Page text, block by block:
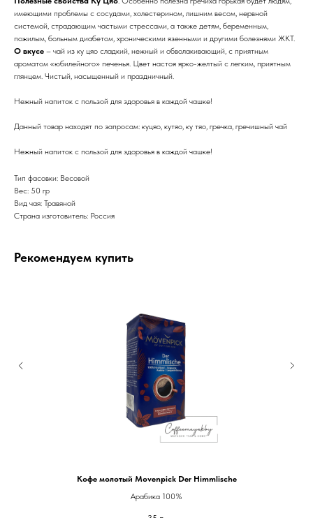
имеющими проблемы с сосудами, холестерином, лишним весом, нервной
системой, страдающим частыми стрессами, а также детям, беременным,
пожилым, больным диабетом, хроническими язенными и другими болезнями ЖКТ.
О вкусе – чай из ку цяо сладкий, нежный и обволакивающий, с приятным
ароматом «юбилейного» печенья. Цвет настоя ярко-желтый с легким, приятным
глянцем. Чистый, насыщенный и праздничный.
Нежный напиток с пользой для здоровья в каждой чашке!
Данный товар находят по запросам: куцяо, кутяо, ку тяо, гречка, гречишный чай
Нежный напиток с пользой для здоровья в каждой чашке!
Тип фасовки: Весовой
Вес: 50 гр
Вид чая: Травяной
Страна изготовитель: Россия
Рекомендуем купить
Кофе молотый Movenpick Der Himmlische
Арабика 100%